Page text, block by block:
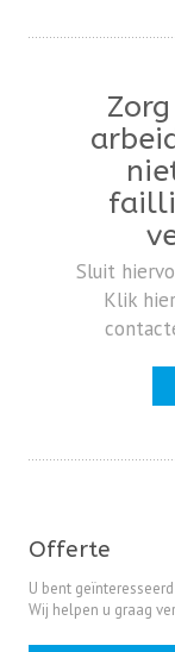
Sluit
Klik
Offerte
U bent
Wij helpen u graag